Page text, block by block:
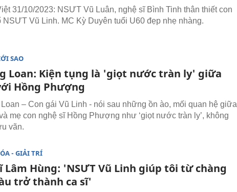
31/10/2023: NSƯT Vũ Luân, nghệ sĩ Bình Tinh thân thiết con
NSƯT Vũ Linh. MC Kỳ Duyên tuổi U60 đẹp nhẹ nhàng.
SAO
Loan: Kiện tụng là 'giọt nước tràn ly' giữa
Hồng Phượng
Loan – Con gái Vũ Linh - nói sau những ồn ào, mối quan hệ giữa
mẹ con nghệ sĩ Hồng Phượng như ‘giọt nước tràn ly’, không
vãn.
- GIẢI TRÍ
Lâm Hùng: 'NSƯT Vũ Linh giúp tôi từ chàng
trở thành ca sĩ'